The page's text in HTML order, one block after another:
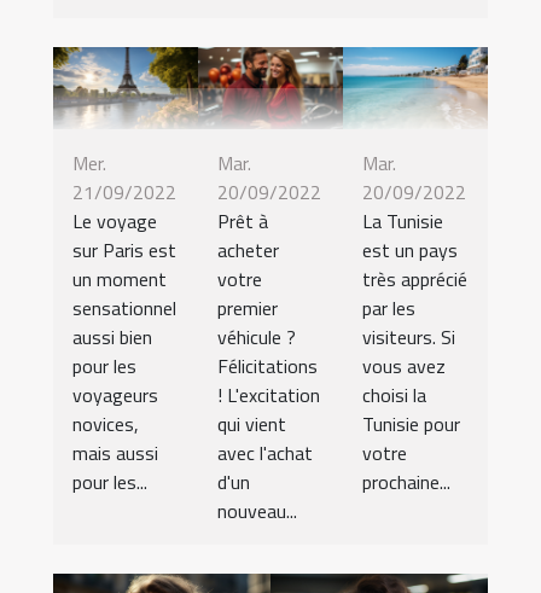
Mer.
21/09/2022
Le voyage
sur Paris est
un moment
sensationnel
aussi bien
pour les
voyageurs
novices,
mais aussi
pour les...
Mar.
20/09/2022
Prêt à
acheter
votre
premier
véhicule ?
Félicitations
! L'excitation
qui vient
avec l'achat
d'un
nouveau...
Mar.
20/09/2022
La Tunisie
est un pays
très apprécié
par les
visiteurs. Si
vous avez
choisi la
Tunisie pour
votre
prochaine...